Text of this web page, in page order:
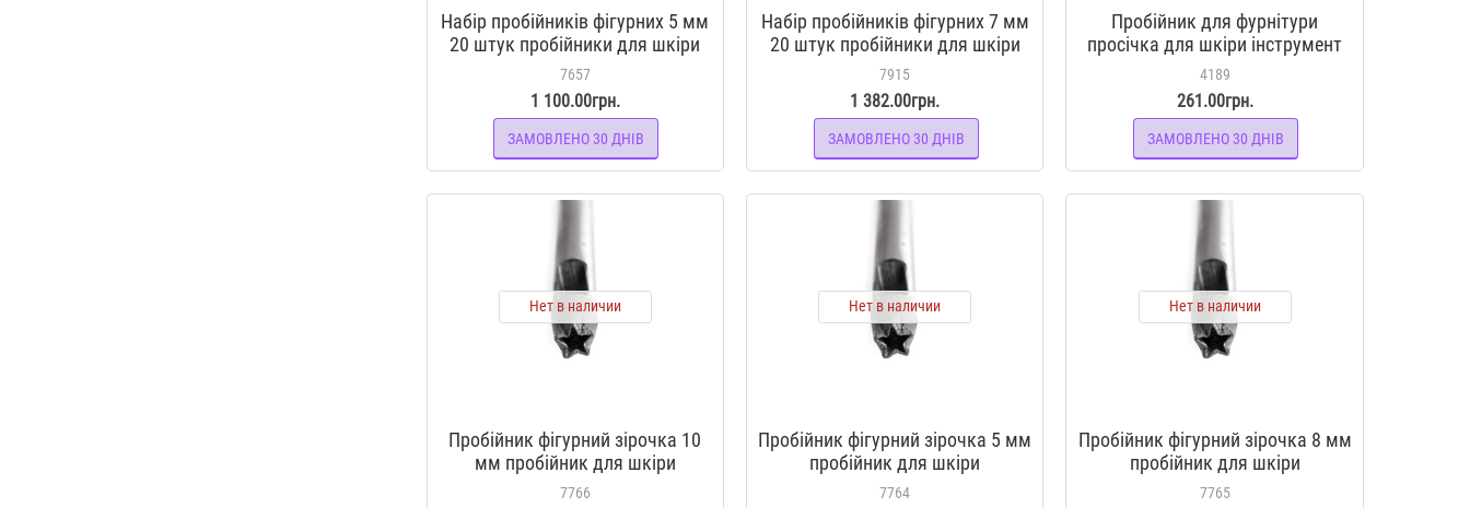
Набір пробійників фігурних 5 мм
20 штук пробійники для шкіри
7657
1 100.00грн.
ЗАМОВЛЕНО 30 ДНІВ
Набір пробійників фігурних 7 мм
20 штук пробійники для шкіри
7915
1 382.00грн.
ЗАМОВЛЕНО 30 ДНІВ
Пробійник для фурнітури
просічка для шкіри інструмент
для рукоділля
4189
261.00грн.
ЗАМОВЛЕНО 30 ДНІВ
Нет в наличии
Пробійник фігурний зірочка 10
мм пробійник для шкіри
7766
Нет в наличии
Пробійник фігурний зірочка 5 мм
пробійник для шкіри
7764
Нет в наличии
Пробійник фігурний зірочка 8 мм
пробійник для шкіри
7765